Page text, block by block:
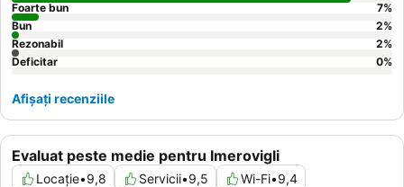
Evaluat peste medie pentru Imerovigli
Locație•9,8 Servicii•9,5 Wi-Fi•9,4
Foarte bun
7%
Bun
2%
Rezonabil
2%
Deficitar
0%
Afișați recenziile